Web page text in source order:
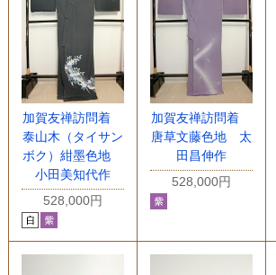
加賀友禅訪問着
泰山木（タイサン
ボク）紺墨色地
小田美知代作
528,000円
加賀友禅訪問着
唐草文藤色地 太
田昌伸作
528,000円